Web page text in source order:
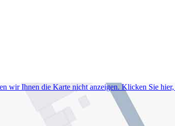
wir Ihnen die Karte nicht anzeigen. Klicken Sie